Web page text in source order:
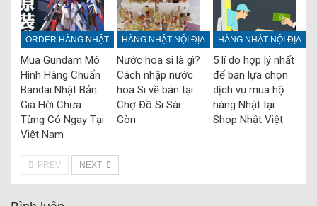
ORDER HÀNG NHẬT
Mua Gundam Mô
Hình Hàng Chuẩn
Bandai Nhật Bản
Giá Hời Chưa
Từng Có Ngay Tại
Việt Nam
HÀNG NHẬT NỘI ĐỊA
Nước hoa si là gì?
Cách nhập nước
hoa Si về bán tại
Chợ Đồ Si Sài
Gòn
HÀNG NHẬT NỘI ĐỊA
5 lí do hợp lý nhất
để bạn lựa chọn
dịch vụ mua hộ
hàng Nhật tại
Shop Nhật Việt
PREV NEXT